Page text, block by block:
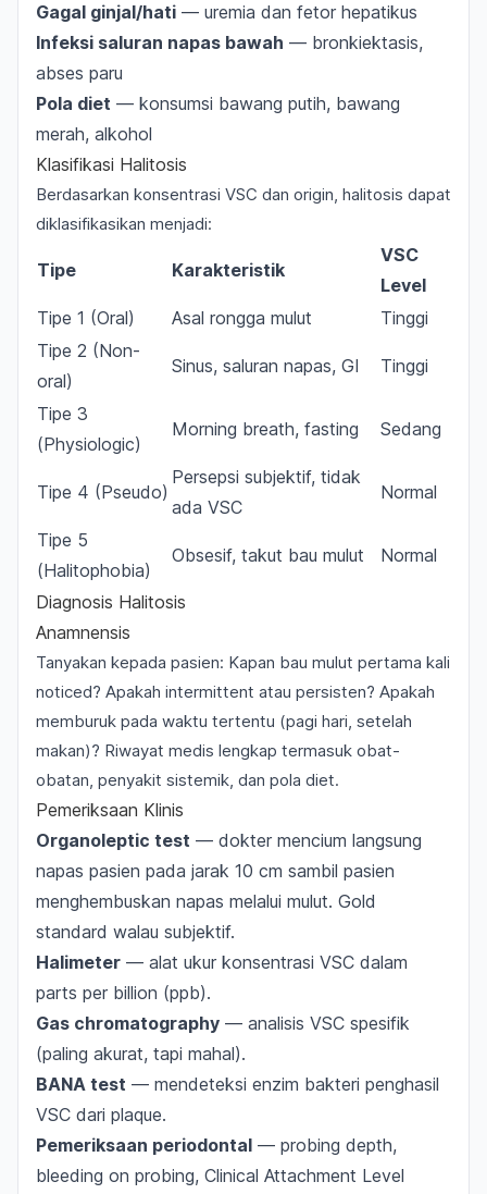
Gagal ginjal/hati — uremia dan fetor hepatikus
Infeksi saluran napas bawah — bronkiektasis,
abses paru
Pola diet — konsumsi bawang putih, bawang
merah, alkohol
Klasifikasi Halitosis
Berdasarkan konsentrasi VSC dan origin, halitosis dapat
diklasifikasikan menjadi:
Tipe Karakteristik
VSC
Level
Tipe 1 (Oral)
Asal rongga mulut
Tinggi
Tipe 2 (Non-
oral)
Sinus, saluran napas, GI Tinggi
Tipe 3
(Physiologic)
Morning breath, fasting Sedang
Tipe 4 (Pseudo)
Persepsi subjektif, tidak
ada VSC
Normal
Tipe 5
(Halitophobia)
Obsesif, takut bau mulut Normal
Diagnosis Halitosis
Anamnensis
Tanyakan kepada pasien: Kapan bau mulut pertama kali
noticed? Apakah intermittent atau persisten? Apakah
memburuk pada waktu tertentu (pagi hari, setelah
makan)? Riwayat medis lengkap termasuk obat-
obatan, penyakit sistemik, dan pola diet.
Pemeriksaan Klinis
Organoleptic test — dokter mencium langsung
napas pasien pada jarak 10 cm sambil pasien
menghembuskan napas melalui mulut. Gold
standard walau subjektif.
Halimeter — alat ukur konsentrasi VSC dalam
parts per billion (ppb).
Gas chromatography — analisis VSC spesifik
(paling akurat, tapi mahal).
BANA test — mendeteksi enzim bakteri penghasil
VSC dari plaque.
Pemeriksaan periodontal — probing depth,
bleeding on probing, Clinical Attachment Level